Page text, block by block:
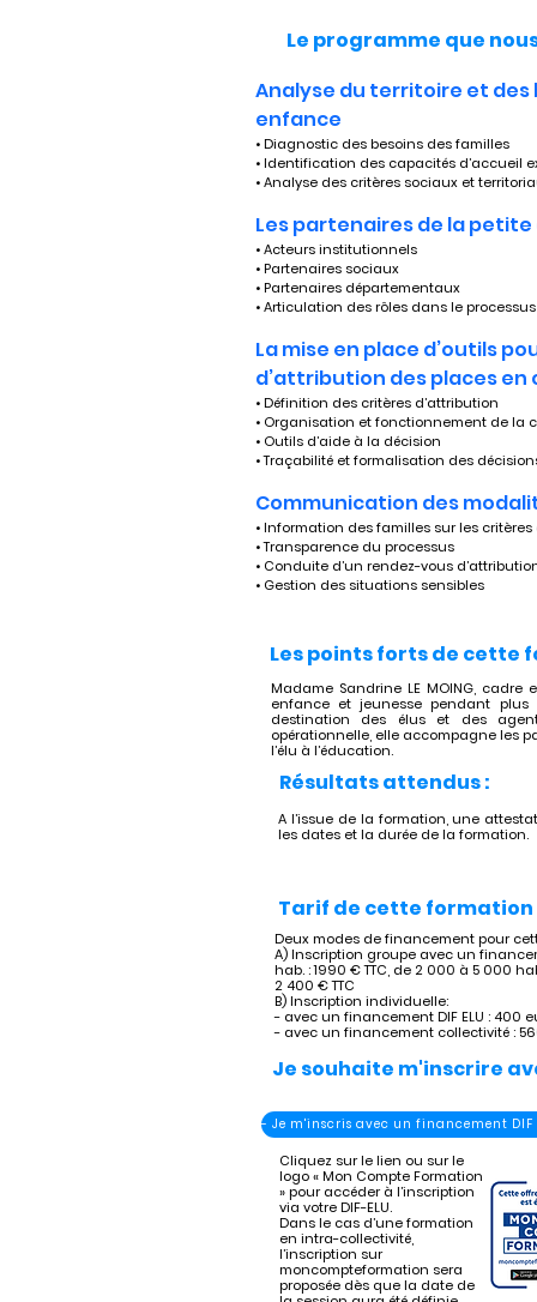
Le programme que
Analyse du territoire et
enfance
• Diagnostic des besoins des familles
• Identification des capacités d’accueil
• Analyse des critères sociaux et
Les partenaires de la
• Acteurs institutionnels
• Partenaires sociaux
• Partenaires départementaux
• Articulation des rôles dans le
La mise en place d’outils
d’attribution des places en
• Définition des critères d’attribution
• Organisation et fonctionnement de la
• Outils d’aide à la décision
• Traçabilité et formalisation des
Communication des
• Information des familles sur les
• Transparence du processus
• Conduite d’un rendez-vous
• Gestion des situations sensibles
Les points forts de cette
Madame Sandrine LE MOING,
enfance et jeunesse pendant
destination des élus et des
opérationnelle, elle accompagne les
l’élu à l’éducation.
Résultats attendus :
A l’issue de la formation, une
les dates et la durée de la formation.
Tarif de cette formation
Deux modes de financement pour
A) Inscription groupe avec un
hab. : 1990 € TTC, de 2 000 à 5 000
2 400 € TTC
B) Inscription individuelle:
- avec un financement DIF ELU : 400
- avec un financement collectivité :
Je souhaite m'inscrire
- Je m'inscris avec un financement DIF
Cliquez sur le lien ou sur le
logo « Mon Compte Formation
» pour accéder à l’inscription
via votre DIF-ELU.
Dans le cas d’une formation
en intra-collectivité,
l’inscription sur
moncompteformation sera
proposée dès que la date de